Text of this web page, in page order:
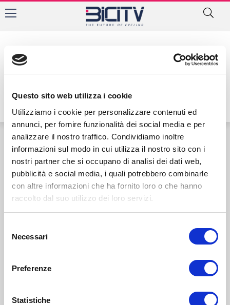
Questo sito web utilizza i cookie
Utilizziamo i cookie per personalizzare contenuti ed
annunci, per fornire funzionalità dei social media e per
analizzare il nostro traffico. Condividiamo inoltre
informazioni sul modo in cui utilizza il nostro sito con i
nostri partner che si occupano di analisi dei dati web,
pubblicità e social media, i quali potrebbero combinarle
con altre informazioni che ha fornito loro o che hanno
raccolto dal suo utilizzo dei loro servizi.
delNecessari
Preferenze
Statistiche
Contatti Privacy Policy Cookie Policy